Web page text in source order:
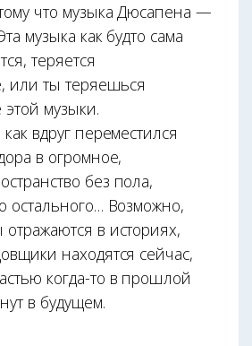
что музыка Дюсапена —
музыка как будто сама
теряется
или ты теряешься
этой музыки.
вдруг переместился
в огромное,
без пола,
остального… Возможно,
в историях,
находятся сейчас,
когда-то в прошлой
в будущем.